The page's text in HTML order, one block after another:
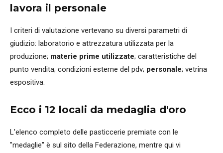
lavora il personale
I criteri di valutazione vertevano su diversi parametri di
giudizio: laboratorio e attrezzatura utilizzata per la
produzione; materie prime utilizzate; caratteristiche del
punto vendita; condizioni esterne del pdv; personale; vetrina
espositiva.
Ecco i 12 locali da medaglia d'oro
L'elenco completo delle pasticcerie premiate con le
"medaglie" è sul sito della Federazione, mentre qui vi